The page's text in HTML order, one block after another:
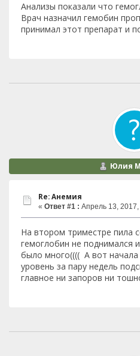
Анализы показали что
Врач назначил гемобин
принимал этот препарат и
Юлия
Re: Анемия
« Ответ #1 : Апрель 13,
На втором триместре пила
гемоглобин не поднимался
было много(((( А вот начала
уровень за пару недель
главное ни запоров ни